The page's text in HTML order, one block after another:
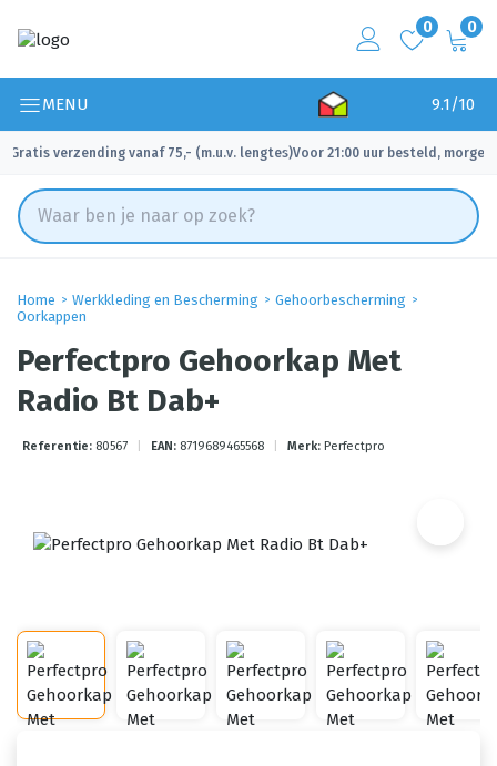
0 0
MENU 9.1/10
Gratis verzending vanaf 75,- (m.u.v. lengtes)
✓ Voor 21:00 uur besteld, morgen
Home Werkkleding en Bescherming
Gehoorbescherming
Oorkappen
Perfectpro Gehoorkap Met
Radio Bt Dab+
Referentie: 80567 EAN: 8719689465568 Merk: Perfectpro